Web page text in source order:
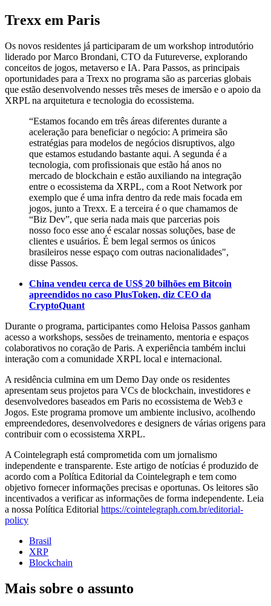
Trexx em Paris
Os novos residentes já participaram de um workshop introdutório
liderado por Marco Brondani, CTO da Futureverse, explorando
conceitos de jogos, metaverso e IA. Para Passos, as principais
oportunidades para a Trexx no programa são as parcerias globais
que estão desenvolvendo nesses três meses de imersão e o apoio da
XRPL na arquitetura e tecnologia do ecossistema.
“Estamos focando em três áreas diferentes durante a
aceleração para beneficiar o negócio: A primeira são
estratégias para modelos de negócios disruptivos, algo
que estamos estudando bastante aqui. A segunda é a
tecnologia, com profissionais que estão há anos no
mercado de blockchain e estão auxiliando na integração
entre o ecossistema da XRPL, com a Root Network por
exemplo que é uma infra dentro da rede mais focada em
jogos, junto a Trexx. E a terceira é o que chamamos de
“Biz Dev”, que seria nada mais que parcerias pois
nosso foco esse ano é escalar nossas soluções, base de
clientes e usuários. É bem legal sermos os únicos
brasileiros nesse espaço com outras nacionalidades",
disse Passos.
China vendeu cerca de US$ 20 bilhões em Bitcoin
apreendidos no caso PlusToken, diz CEO da
CryptoQuant
Durante o programa, participantes como Heloisa Passos ganham
acesso a workshops, sessões de treinamento, mentoria e espaços
colaborativos no coração de Paris. A experiência também inclui
interação com a comunidade XRPL local e internacional.
A residência culmina em um Demo Day onde os residentes
apresentam seus projetos para VCs de blockchain, investidores e
desenvolvedores baseados em Paris no ecossistema de Web3 e
Jogos. Este programa promove um ambiente inclusivo, acolhendo
empreendedores, desenvolvedores e designers de várias origens para
contribuir com o ecossistema XRPL.
A Cointelegraph está comprometida com um jornalismo
independente e transparente. Este artigo de notícias é produzido de
acordo com a Política Editorial da Cointelegraph e tem como
objetivo fornecer informações precisas e oportunas. Os leitores são
incentivados a verificar as informações de forma independente. Leia
a nossa Política Editorial https://cointelegraph.com.br/editorial-
policy
Brasil
XRP
Blockchain
Mais sobre o assunto